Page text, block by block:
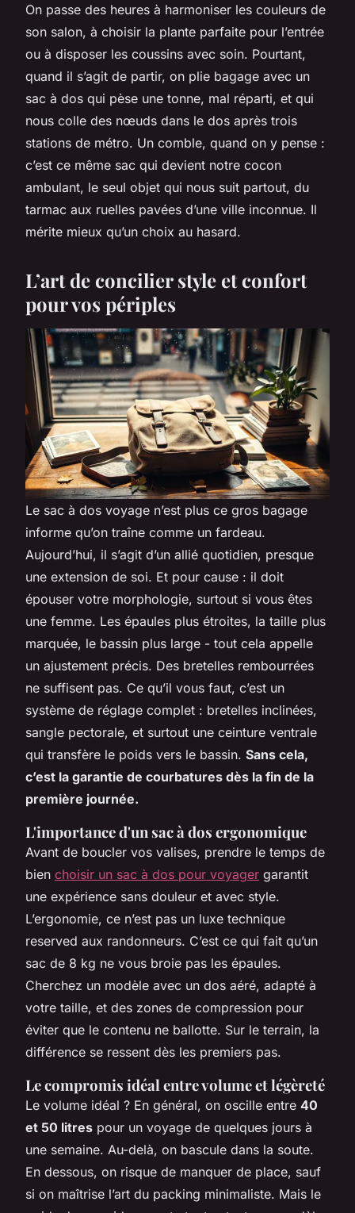
On passe des heures à harmoniser les couleurs de
son salon, à choisir la plante parfaite pour l’entrée
ou à disposer les coussins avec soin. Pourtant,
quand il s’agit de partir, on plie bagage avec un
sac à dos qui pèse une tonne, mal réparti, et qui
nous colle des nœuds dans le dos après trois
stations de métro. Un comble, quand on y pense :
c’est ce même sac qui devient notre cocon
ambulant, le seul objet qui nous suit partout, du
tarmac aux ruelles pavées d’une ville inconnue. Il
mérite mieux qu’un choix au hasard.
L’art de concilier style et confort
pour vos périples
Le sac à dos voyage n’est plus ce gros bagage
informe qu’on traîne comme un fardeau.
Aujourd’hui, il s’agit d’un allié quotidien, presque
une extension de soi. Et pour cause : il doit
épouser votre morphologie, surtout si vous êtes
une femme. Les épaules plus étroites, la taille plus
marquée, le bassin plus large - tout cela appelle
un ajustement précis. Des bretelles rembourrées
ne suffisent pas. Ce qu’il vous faut, c’est un
système de réglage complet : bretelles inclinées,
sangle pectorale, et surtout une ceinture ventrale
qui transfère le poids vers le bassin. Sans cela,
c’est la garantie de courbatures dès la fin de la
première journée.
L'importance d'un sac à dos ergonomique
Avant de boucler vos valises, prendre le temps de
bien choisir un sac à dos pour voyager garantit
une expérience sans douleur et avec style.
L’ergonomie, ce n’est pas un luxe technique
reserved aux randonneurs. C’est ce qui fait qu’un
sac de 8 kg ne vous broie pas les épaules.
Cherchez un modèle avec un dos aéré, adapté à
votre taille, et des zones de compression pour
éviter que le contenu ne ballotte. Sur le terrain, la
différence se ressent dès les premiers pas.
Le compromis idéal entre volume et légèreté
Le volume idéal ? En général, on oscille entre 40
et 50 litres pour un voyage de quelques jours à
une semaine. Au-delà, on bascule dans la soute.
En dessous, on risque de manquer de place, sauf
si on maîtrise l’art du packing minimaliste. Mais le